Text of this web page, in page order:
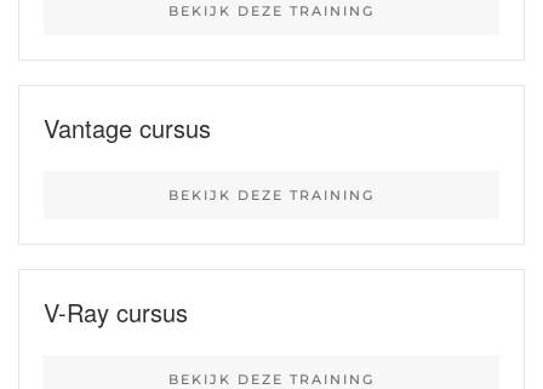
BEKIJK DEZE TRAINING
Vantage cursus
BEKIJK DEZE TRAINING
V-Ray cursus
BEKIJK DEZE TRAINING